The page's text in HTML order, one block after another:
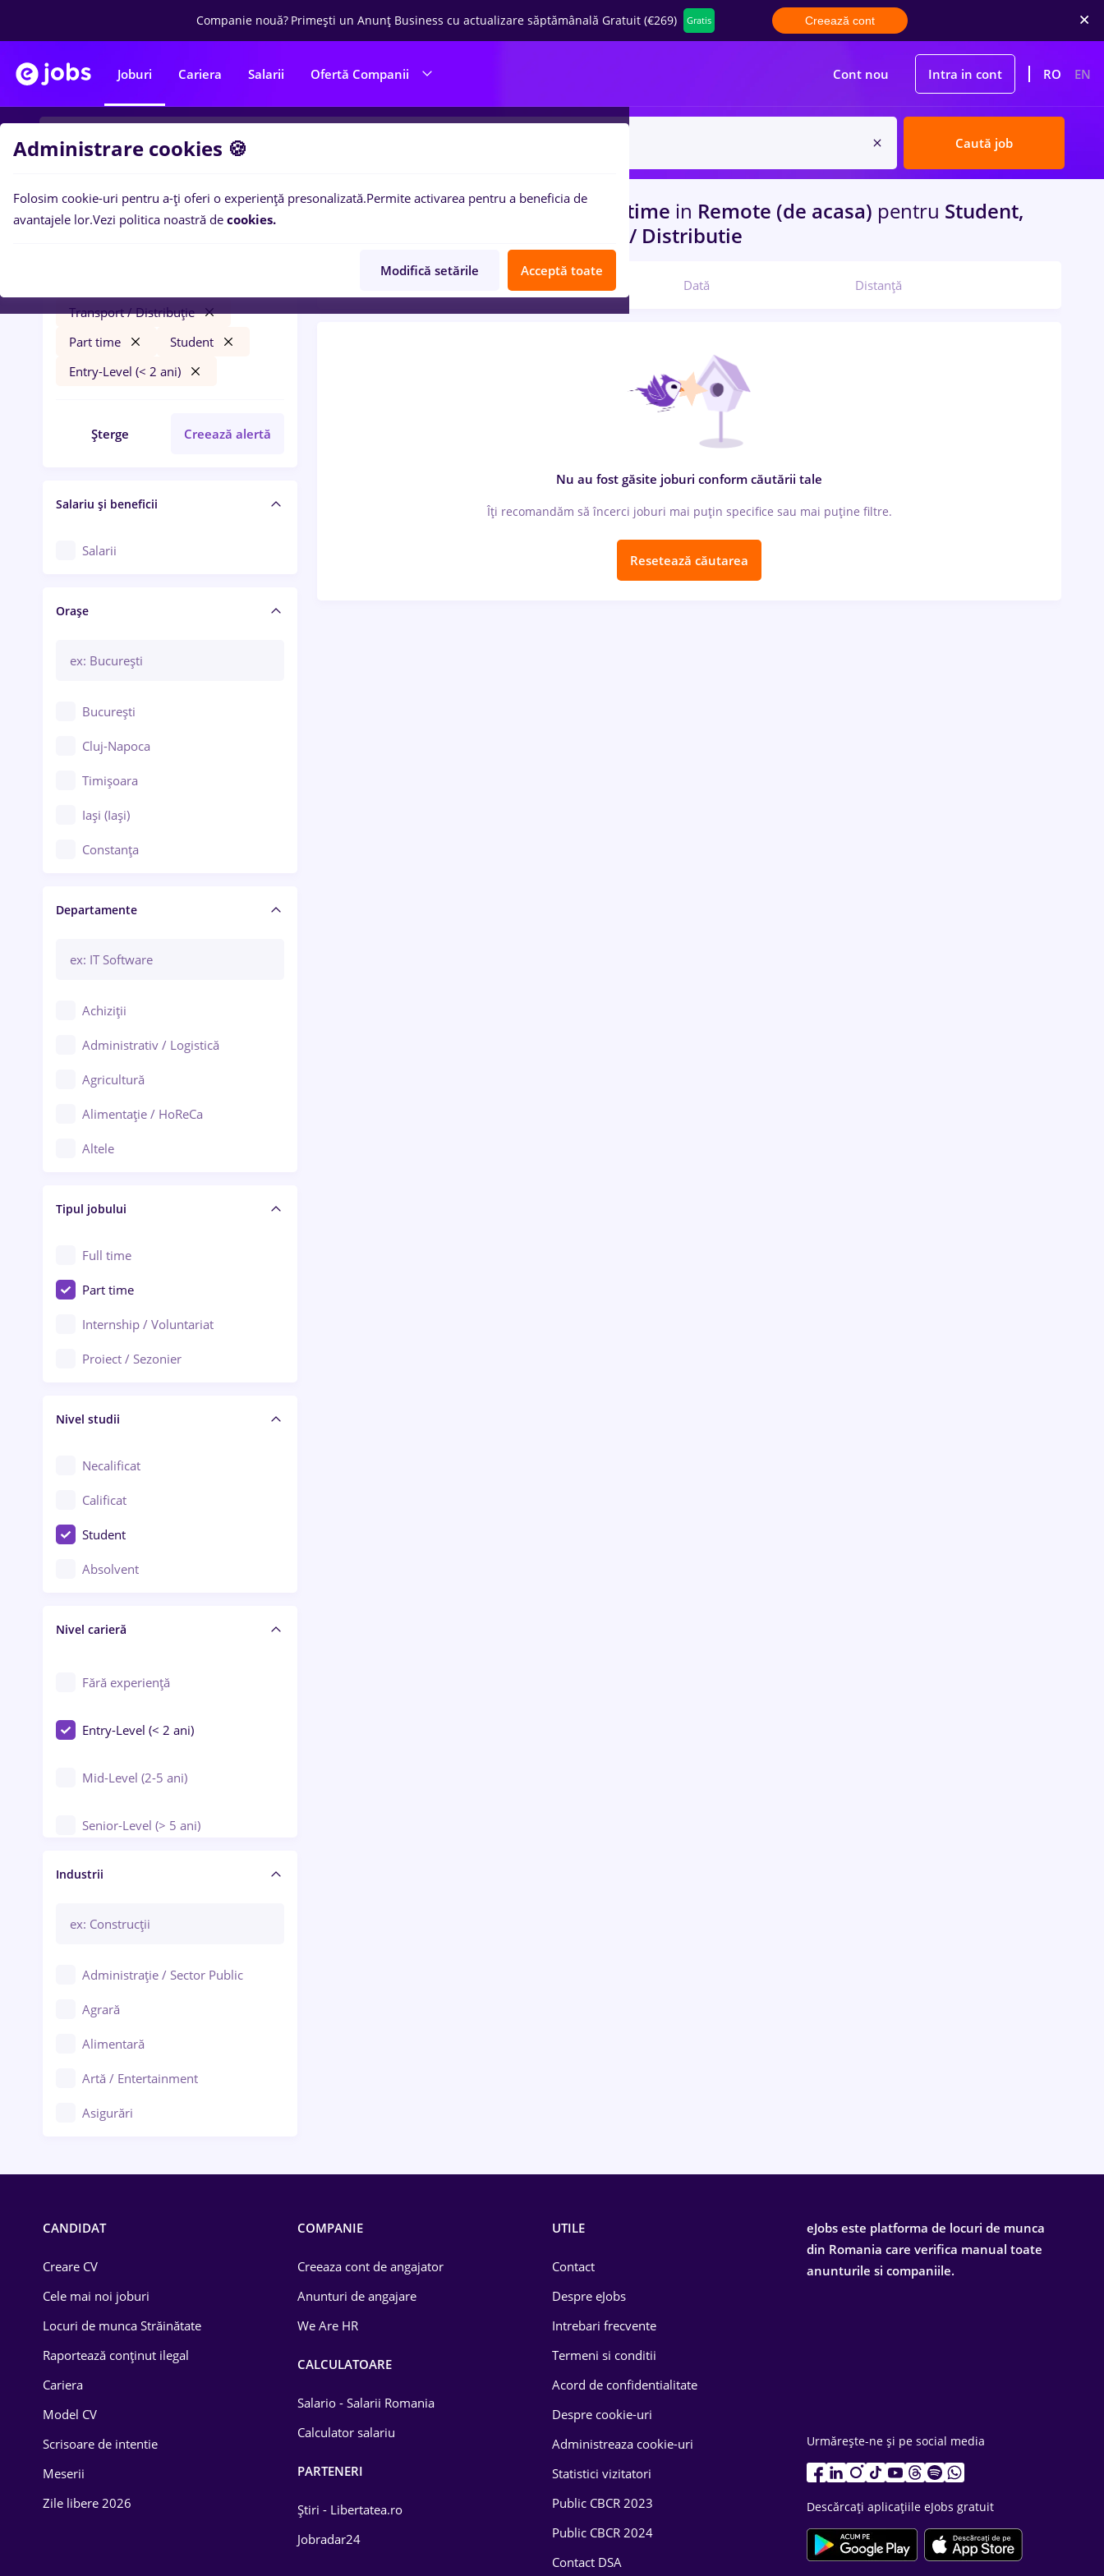
Companie nouă? Primești un Anunț Business cu actualizare săptămânală Gratuit (€269) Gratis Creează cont
Joburi Cariera Salarii Ofertă Companii Cont nou Intra in cont RO EN
Caută job
Filtre
Transport / Distribuție
Part time
Student
Entry-Level (< 2 ani)
Șterge Creează alertă
Salariu și beneficii
Salarii
Orașe
București
Cluj-Napoca
Timișoara
Iași (Iași)
Constanța
Brașov
Bacău
Galați (Galați)
Ploiești
Arad
Baia Mare
Bârlad
Bistrița (Bistrița-Năsăud)
Departamente
Achiziții
Administrativ / Logistică
Agricultură
Alimentație / HoReCa
Altele
Asigurări
Au pair / Babysitter / Curățenie
Audit / Consultanță
Auto / Echipamente
Automatizări
Cercetare - dezvoltare
Chimie / Biochimie
Confecții / Design vestimentar
Construcții / Instalații
Controlul calității
Educație / Training / Arte
Tipul jobului
Full time
Part time
Internship / Voluntariat
Proiect / Sezonier
Nivel studii
Necalificat
Calificat
Student
Absolvent
Nivel carieră
Fără experiență
Entry-Level (< 2 ani)
Mid-Level (2-5 ani)
Senior-Level (> 5 ani)
Manager / Executiv
Industrii
Administrație / Sector Public
Agrară
Alimentară
Artă / Entertainment
Asigurări
Drept
Educație / Training
Energetică
Farma
0locuri de muncametrolog, Part time in Remote (de acasa) pentru Student,
Transport / Distributie
Relevanță Dată Distanță
Nu au fost găsite joburi conform căutării tale
Îți recomandăm să încerci joburi mai puțin specifice sau mai puține filtre.
Resetează căutarea
CANDIDAT
Creare CV
Cele mai noi joburi
Locuri de munca Străinătate
Raportează conținut ilegal
Cariera
Model CV
Scrisoare de intentie
Meserii
Zile libere 2026
COMPANIE
Creeaza cont de angajator
Anunturi de angajare
We Are HR
CALCULATOARE
Salario - Salarii Romania
Calculator salariu
PARTENERI
Știri - Libertatea.ro
Jobradar24
UTILE
Contact
Despre eJobs
Intrebari frecvente
Termeni si conditii
Acord de confidentialitate
Despre cookie-uri
Administreaza cookie-uri
Statistici vizitatori
Public CBCR 2023
Public CBCR 2024
Contact DSA
eJobs este platforma de locuri de munca
din Romania care verifica manual toate
anunturile si companiile.
Urmărește-ne și pe social media
Descărcați aplicațiile eJobs gratuit
Administrare cookies 🍪
Folosim cookie-uri pentru a-ți oferi o experiență presonalizată.Permite activarea pentru a beneficia de
avantajele lor.Vezi politica noastră de cookies.
Modifică setările Acceptă toate